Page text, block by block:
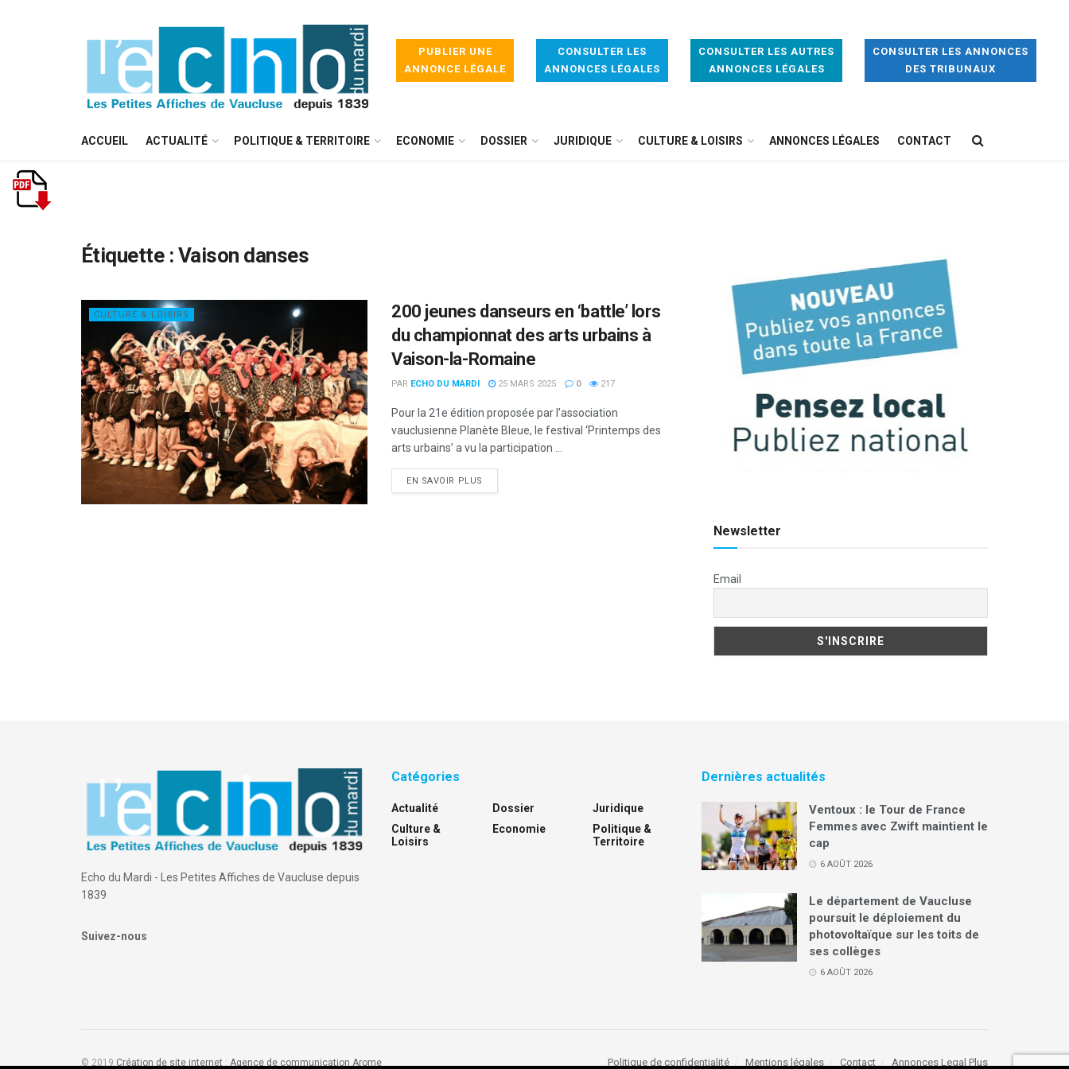
PUBLIER UNE
ANNONCE LÉGALE
CONSULTER LES
ANNONCES LÉGALES
CONSULTER LES AUTRES
ANNONCES LÉGALES
CONSULTER LES ANNONCES
DES TRIBUNAUX
ACCUEIL ACTUALITÉ POLITIQUE & TERRITOIRE ECONOMIE DOSSIER JURIDIQUE CULTURE & LOISIRS ANNONCES LÉGALES CONTACT
Étiquette : Vaison danses
CULTURE & LOISIRS
200 jeunes danseurs en ‘battle’ lors
du championnat des arts urbains à
Vaison-la-Romaine
PAR ECHO DU MARDI 25 MARS 2025 0 217
Pour la 21e édition proposée par l’association
vauclusienne Planète Bleue, le festival ‘Printemps des
arts urbains’ a vu la participation ...
EN SAVOIR PLUS
Newsletter
Email
Echo du Mardi - Les Petites Affiches de Vaucluse depuis
1839
Suivez-nous
Catégories
Actualité
Culture &
Loisirs
Dossier
Economie
Juridique
Politique &
Territoire
Dernières actualités
Ventoux : le Tour de France
Femmes avec Zwift maintient le
cap
6 AOÛT 2026
Le département de Vaucluse
poursuit le déploiement du
photovoltaïque sur les toits de
ses collèges
6 AOÛT 2026
Politique de confidentialité Mentions légales Contact Annonces Legal Plus
© 2019 Création de site internet : Agence de communication Arome